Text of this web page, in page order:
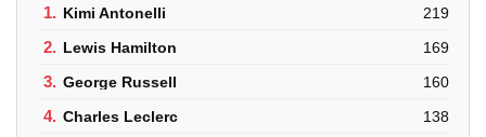
1. Kimi Antonelli 219
2. Lewis Hamilton 169
3. George Russell 160
4. Charles Leclerc 138